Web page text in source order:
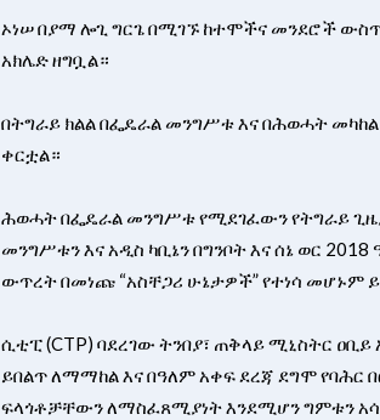
ኦነሠ በያማ ሎጊ ግርጌ በሚገኙ ከተሞችና መንደሮች
አክሌድ ዘግቧል።
​በትግራይ ክልል በፌዴራል መንግሥቱ እና በሕወሓት
ቀርቷል።
ሕወሓት በፌዴራል መንግሥቱ የሚደገፈውን የትግራይ
መንግሥቱን እና አዲስ ካቢኔን በግንቦት እና ሰኔ ወር
ውጥረት በመነጩ “አስቸጋሪ ሁኔታዎች” የተነሳ መሆኑም
​ሲቲፒ (CTP) ባደረገው ትንበያ፣ ጠቅላይ ሚኒስትር
ይበልጥ ለማማከል እና በዓለም አቀፍ ደረጃ ደግሞ የባሕር
ፍላጎቶቻቸውን ለማስፈጸሚያነት እንደሚሆን ግምቱን